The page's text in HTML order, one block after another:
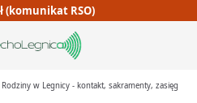
(komunikat RSO)
Rodziny w Legnicy - kontakt, sakramenty, zasięg